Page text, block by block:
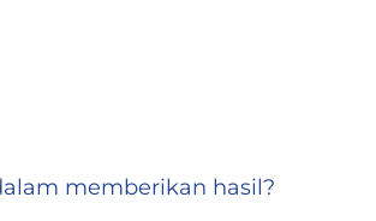
memberikan hasil?